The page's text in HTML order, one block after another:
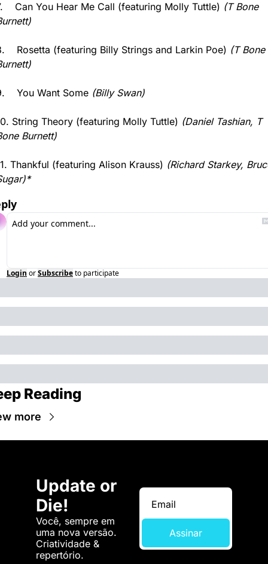
Can You Hear Me Call (featuring Molly Tuttle) (T Bone
Rosetta (featuring Billy Strings and Larkin Poe) (T Bone
You Want Some (Billy Swan)
String Theory (featuring Molly Tuttle) (Daniel Tashian, T
Burnett)
Thankful (featuring Alison Krauss) (Richard Starkey,
Login orSubscribeto participate
Reading
more
Update or
Die!
Você, sempre em
uma nova versão.
Criatividade &
repertório.
Assinar